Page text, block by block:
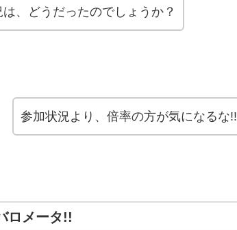
、どうだったのでしょうか？
参加状況より、倍率の方が気になるな!!
ロメータ!!